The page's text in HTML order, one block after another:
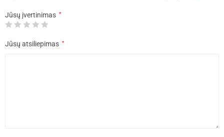
Jūsų įvertinimas *
Jūsų atsiliepimas *